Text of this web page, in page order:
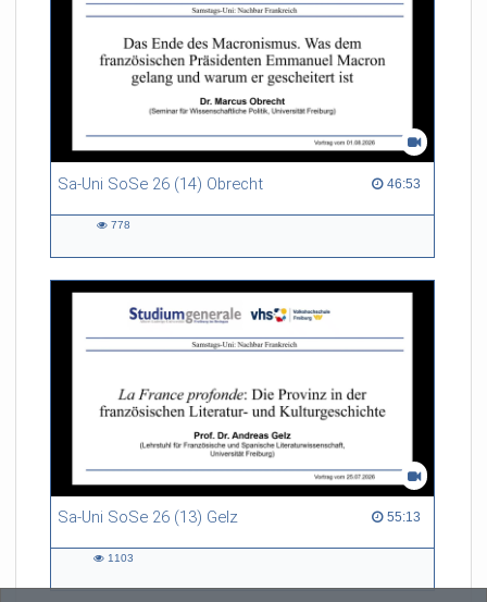
Sa-Uni SoSe 26 (14) Obrecht 46:53
46:53 duration
778
Sa-Uni SoSe 26 (13) Gelz 55:13
55:13 duration
1103